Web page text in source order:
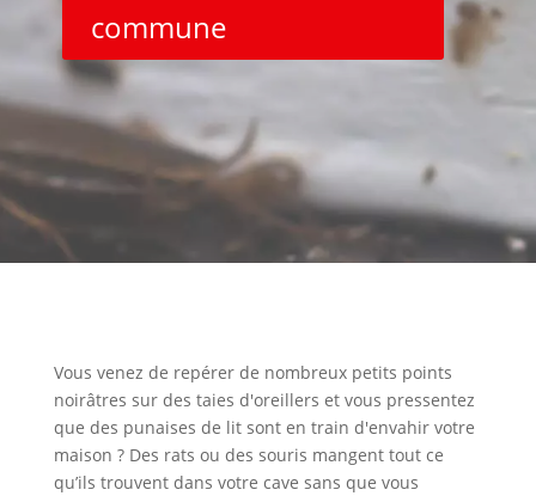
commune
Vous venez de repérer de nombreux petits points
noirâtres sur des taies d'oreillers et vous pressentez
que des punaises de lit sont en train d'envahir votre
maison ? Des rats ou des souris mangent tout ce
qu’ils trouvent dans votre cave sans que vous